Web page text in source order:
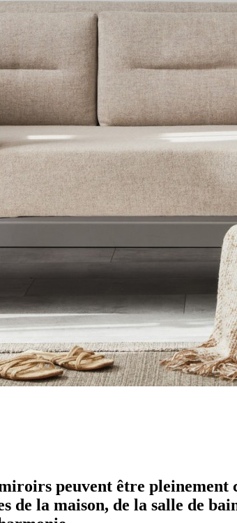
peuvent être pleinement
de la maison, de la salle de